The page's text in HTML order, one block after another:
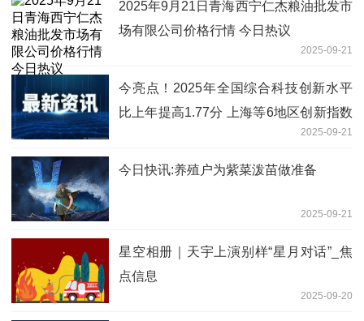
2025年9月21日青海西宁仁杰粮油批发市
场有限公司价格行情 今日热议
2025-09-21
今亮点！2025年全国综合科技创新水平
比上年提高1.77分 上海等6地区创新指数
2025-09-21
今日快讯:养殖户为紫菜泼苗做准备
2025-09-21
星空相册｜天宇上演别样“星月对话”_焦
点信息
2025-09-20